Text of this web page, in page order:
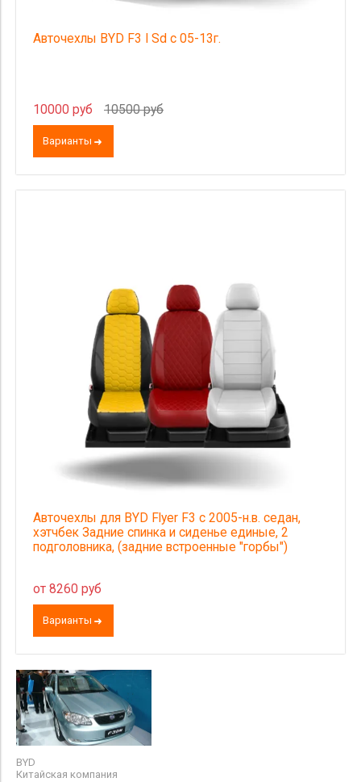
Авточехлы BYD F3 I Sd с 05-13г.
10000 руб 10500 руб
Варианты
Авточехлы для BYD Flyer F3 с 2005-н.в. седан,
хэтчбек Задние спинка и сиденье единые, 2
подголовника, (задние встроенные "горбы")
от 8260 руб
Варианты
BYD
Китайская компания